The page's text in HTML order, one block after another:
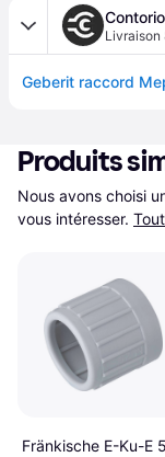
Livraison
Produits
Nous avons choisi
vous intéresser.
Fränkische E-Ku-E